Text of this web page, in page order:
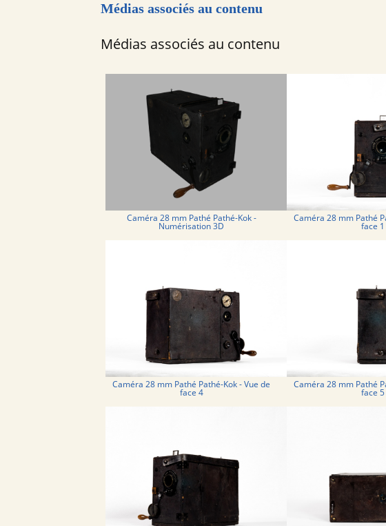
Médias associés au contenu
Médias associés au contenu
Caméra 28 mm Pathé Pathé-Kok -
Numérisation 3D
Caméra 28 mm Pathé
face 1
Caméra 28 mm Pathé Pathé-Kok - Vue de
face 4
Caméra 28 mm Pathé
face 5